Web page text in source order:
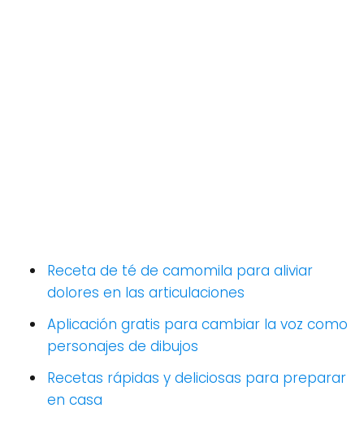
Receta de té de camomila para aliviar
dolores en las articulaciones
Aplicación gratis para cambiar la voz como
personajes de dibujos
Recetas rápidas y deliciosas para preparar
en casa